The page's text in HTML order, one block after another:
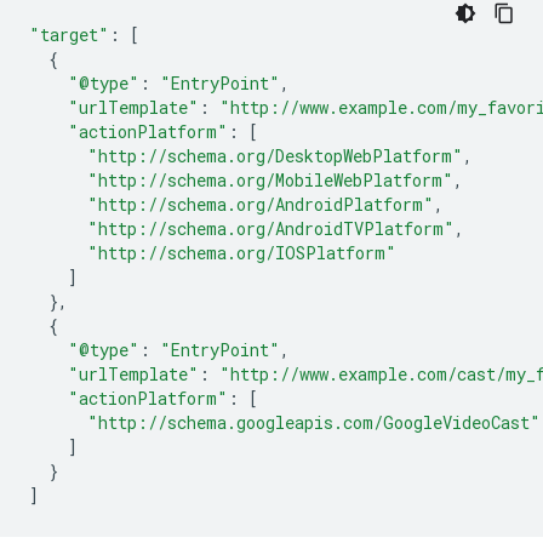
"target" :
[
{
"@type" : "EntryPoint" ,
"urlTemplate" :
"http://www.example.com/
"actionPlatform" :
[
"http://schema.org/DesktopWebPlatform" ,
"http://schema.org/MobileWebPlatform" ,
"http://schema.org/AndroidPlatform" ,
"http://schema.org/AndroidTVPlatform" ,
"http://schema.org/IOSPlatform"
]
},
{
"@type" : "EntryPoint" ,
"urlTemplate" :
"http://www.example.com/cast/
"actionPlatform" :
[
"http://schema.googleapis.com/GoogleVideoCast"
]
}
]